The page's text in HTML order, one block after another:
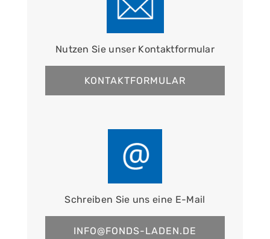
Nutzen Sie unser Kontaktformular
KONTAKTFORMULAR
Schreiben Sie uns eine E-Mail
INFO@FONDS-LADEN.DE